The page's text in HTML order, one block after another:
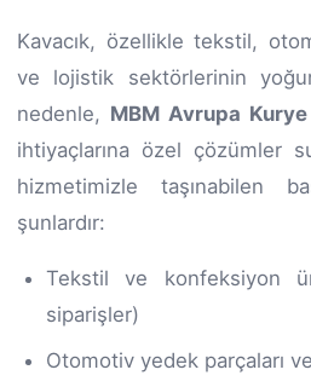
Kavacık, özellikle tekstil,
ve lojistik sektörlerinin
nedenle, MBM Avrupa Kurye
ihtiyaçlarına özel çözümler
hizmetimizle taşınabilen
şunlardır:
Tekstil ve konfeksiyon
siparişler)
Otomotiv yedek parçaları